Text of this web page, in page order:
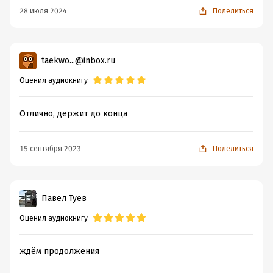
Дата написания:
1 января 2019
Год издания:
Дата поступления:
18 февраля 2026
28 июля 2024 Поделиться
taekwo...@inbox.ru
Оценил аудиокнигу
Отлично, держит до конца
15 сентября 2023 Поделиться
Павел Туев
Оценил аудиокнигу
ждём продолжения